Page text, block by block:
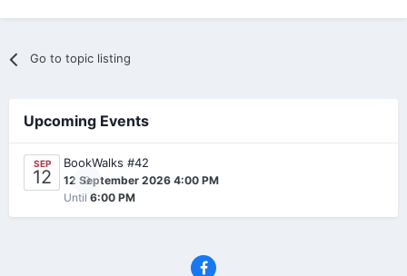
Go to topic listing
Upcoming Events
SEP
12 0
BookWalks #42
12 September 2026 4:00 PM
Until 6:00 PM